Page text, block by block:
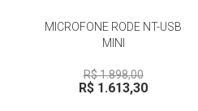
MICROFONE RODE NT-USB
MINI
R$ 1.898,00
R$ 1.613,30